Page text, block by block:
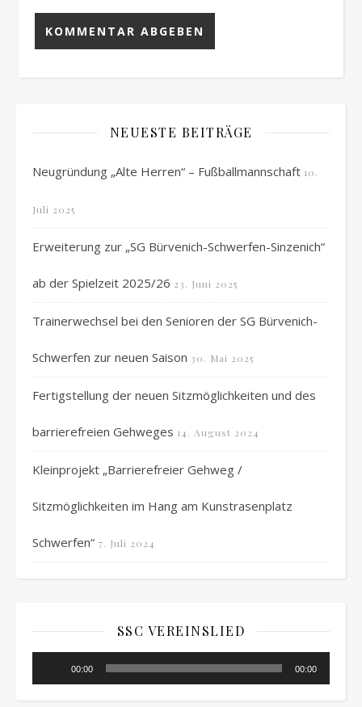
NEUESTE BEITRÄGE
Neugründung „Alte Herren“ – Fußballmannschaft 10.
Juli 2025
Erweiterung zur „SG Bürvenich-Schwerfen-Sinzenich“
ab der Spielzeit 2025/26 23. Juni 2025
Trainerwechsel bei den Senioren der SG Bürvenich-
Schwerfen zur neuen Saison 30. Mai 2025
Fertigstellung der neuen Sitzmöglichkeiten und des
barrierefreien Gehweges 14. August 2024
Kleinprojekt „Barrierefreier Gehweg /
Sitzmöglichkeiten im Hang am Kunstrasenplatz
Schwerfen“ 7. Juli 2024
SSC VEREINSLIED
Player
00:00 00:00